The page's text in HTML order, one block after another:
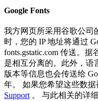
Google Fonts
我方网页所采用谷歌公司
时，您的 IP 地址将通过
fonts.gstatic.com 传送。
是相互分离的。此外，语
版本等信息也会传送给
年。 如果您希望这些数
Support 。 与此相关的详